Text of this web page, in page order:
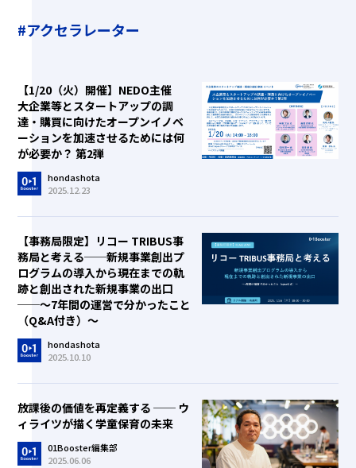
#アクセラレーター
【1/20（火）開催】NEDO主催
大企業等とスタートアップの調
達・購買に向けたオープンイノベ
ーションを加速させるためには何
が必要か？ 第2弾
hondashota
2025.12.23
【事務局限定】リコー TRIBUS事
務局と考える──新規事業創出プ
ログラムの導入から現在までの軌
跡と創出された新規事業の出口
──～7年間の運営で分かったこと
（Q&A付き）～
hondashota
2025.10.10
放課後の価値を再定義する ── ウ
ィライツが描く学童保育の未来
01Booster編集部
2025.06.06